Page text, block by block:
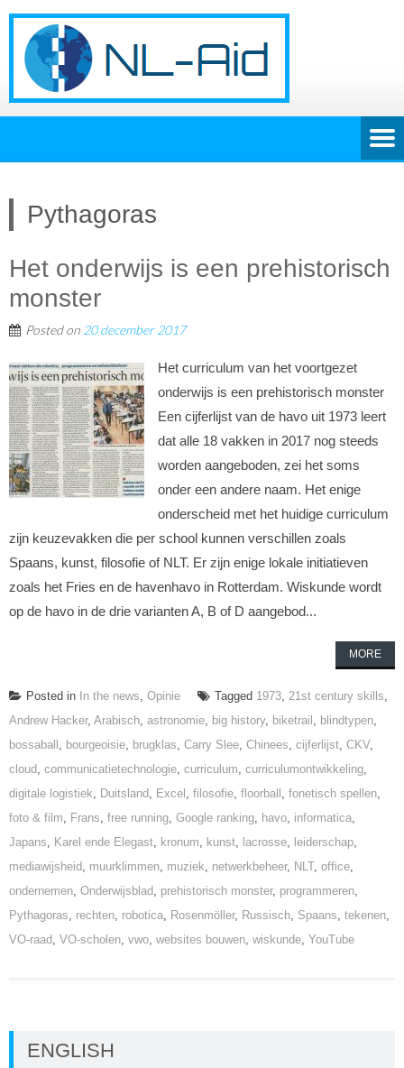
Pythagoras
Het onderwijs is een prehistorisch
monster
Posted on 20 december 2017
Het curriculum van het voortgezet
onderwijs is een prehistorisch monster
Een cijferlijst van de havo uit 1973 leert
dat alle 18 vakken in 2017 nog steeds
worden aangeboden, zei het soms
onder een andere naam. Het enige
onderscheid met het huidige curriculum
zijn keuzevakken die per school kunnen verschillen zoals
Spaans, kunst, filosofie of NLT. Er zijn enige lokale initiatieven
zoals het Fries en de havenhavo in Rotterdam. Wiskunde wordt
op de havo in de drie varianten A, B of D aangebod...
MORE
Posted in In the news, Opinie Tagged 1973, 21st century skills,
Andrew Hacker, Arabisch, astronomie, big history, biketrail , blindtypen,
bossaball , bourgeoisie, brugklas, Carry Slee, Chinees, cijferlijst, CKV,
cloud, communicatietechnologie, curriculum, curriculumontwikkeling,
digitale logistiek, Duitsland, Excel , filosofie, floorball , fonetisch spellen,
foto & film, Frans, free running, Google ranking, havo, informatica,
Japans, Karel ende Elegast, kronum, kunst, lacrosse, leiderschap,
mediawijsheid, muurklimmen, muziek, netwerkbeheer, NLT, office,
ondernemen, Onderwijsblad, prehistorisch monster, programmeren,
Pythagoras, rechten, robotica, Rosenmöller, Russisch, Spaans, tekenen,
VO-raad, VO-scholen, vwo, websites bouwen, wiskunde, YouTube
ENGLISH